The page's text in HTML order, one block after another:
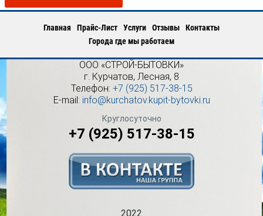
Главная Прайс-Лист Услуги Отзывы
Контакты
Города где мы работаем
ООО «СТРОЙ-БЫТОВКИ»
г. Курчатов, Лесная, 8
Телефон: +7 (925) 517-38-15
E-mail: info@kurchatov.kupit-bytovki.ru
Круглосуточно
+7 (925) 517-38-15
2022